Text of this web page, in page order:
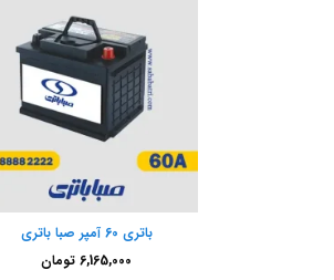
باتری 60 آمپر صبا باتری
6,165,000 تومان